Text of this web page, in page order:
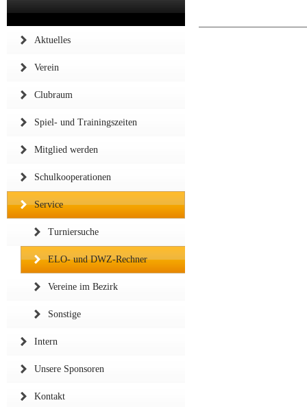
Aktuelles
Verein
Clubraum
Spiel- und Trainingszeiten
Mitglied werden
Schulkooperationen
Service
Turniersuche
ELO- und DWZ-Rechner
Vereine im Bezirk
Sonstige
Intern
Unsere Sponsoren
Kontakt